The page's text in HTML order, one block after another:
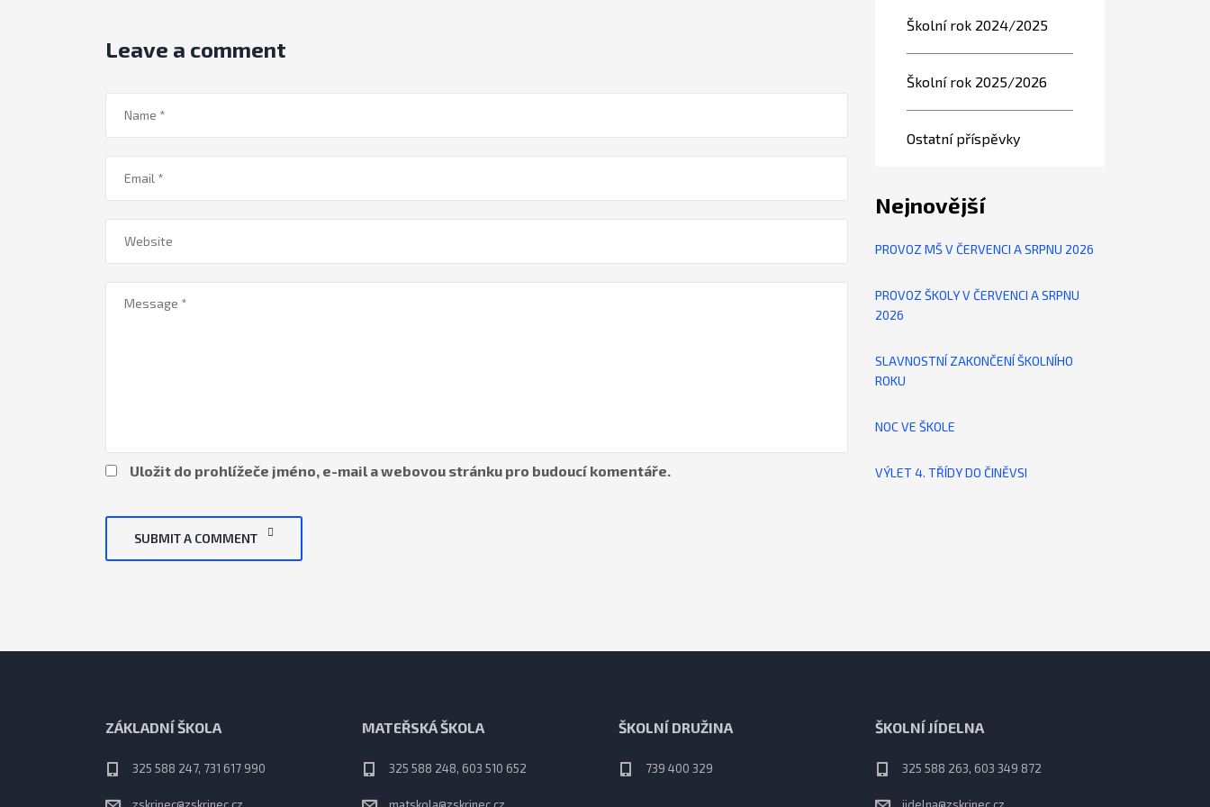
Leave a comment
Uložit do prohlížeče jméno, e-mail a webovou stránku pro budoucí komentáře.
SUBMIT A COMMENT
Školní rok 2024/2025
Školní rok 2025/2026
Ostatní příspěvky
Nejnovější
PROVOZ MŠ V ČERVENCI A SRPNU 2026
PROVOZ ŠKOLY V ČERVENCI A SRPNU
2026
SLAVNOSTNÍ ZAKONČENÍ ŠKOLNÍHO
ROKU
NOC VE ŠKOLE
VÝLET 4. TŘÍDY DO ČINĚVSI
ZÁKLADNÍ ŠKOLA
325 588 247, 731 617 990
MATEŘSKÁ ŠKOLA
325 588 248, 603 510 652
ŠKOLNÍ DRUŽINA
739 400 329
ŠKOLNÍ JÍDELNA
325 588 263, 603 349 872